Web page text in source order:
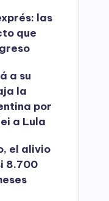
las
que
a su
la
por
a Lula
el alivio
8.700